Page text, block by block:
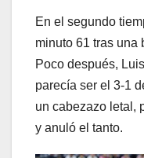
En el segundo
minuto 61 tras una
Poco después,
parecía ser el 3-1
un cabezazo letal,
y anuló el tanto.